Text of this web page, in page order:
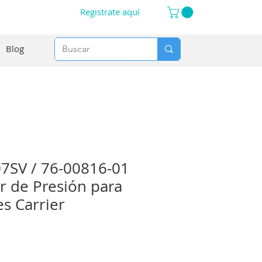
Registrate aquí
Blog
/ 76-00816-01
de Presión para
Carrier